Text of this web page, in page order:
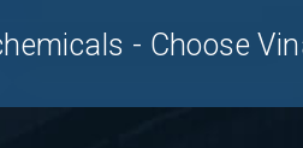
- Choose